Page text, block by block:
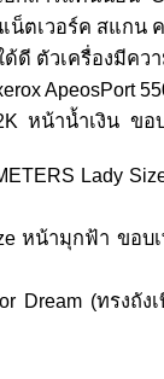
น็ตเวอร์ค สแกน
ด้ดี ตัวเครื่องมีคว
ApeosPort
หน้าน้ำเงิน ข
Lady
หน้ามุกฟ้า ขอ
Dream (ทรงถั